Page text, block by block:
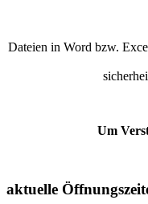
Dateien in Word bzw.
Um
aktuelle